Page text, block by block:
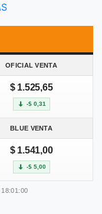
OFICIAL VENTA
$ 1.525,65
-$ 0,31
BLUE VENTA
$ 1.541,00
-$ 5,00